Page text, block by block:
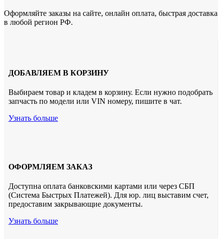
Оформляйте заказы на сайте, онлайн оплата, быстрая доставка
в любой регион РФ.
ДОБАВЛЯЕМ В КОРЗИНУ
Выбираем товар и кладем в корзину. Если нужно подобрать
запчасть по модели или VIN номеру, пишите в чат.
Узнать больше
ОФОРМЛЯЕМ ЗАКАЗ
Доступна оплата банковскими картами или через СБП
(Система Быстрых Платежей). Для юр. лиц выставим счет,
предоставим закрывающие документы.
Узнать больше